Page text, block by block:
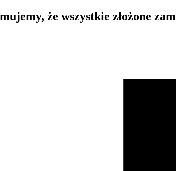
że wszystkie złożone